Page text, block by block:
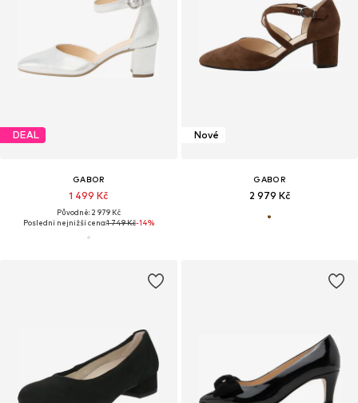
DEAL
GABOR
1 499 Kč
Původně: 2 979 Kč
Poslední nejnižší cena:1 749 Kč-14%
Nové
GABOR
2 979 Kč